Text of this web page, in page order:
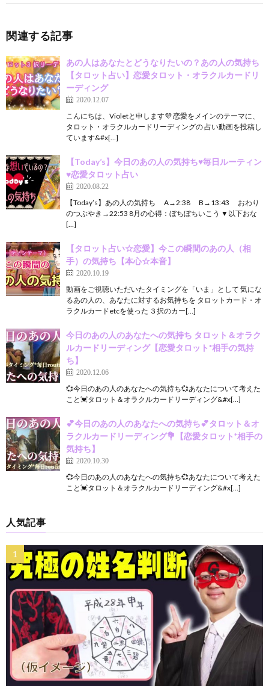
関連する記事
あの人はあなたとどうなりたいの？あの人の気持ち
【タロット占い】恋愛タロット・オラクルカードリ
ーディング
2020.12.07
こんにちは、Violetと申します💜 恋愛をメインのテーマに、
タロット・オラクルカードリーディングの 占い動画を投稿し
ています&#x[…]
【Today’s】今日のあの人の気持ち♥毎日ルーティン
♥恋愛タロット占い
2020.08.22
【Today’s】あの人の気持ち A→2:38 B→13:43 おわり
のつぶやき→22:53 8月の心得：ぼちぼちいこう ▼以下おな
[…]
【タロット占い☆恋愛】今この瞬間のあの人（相
手）の気持ち【本心☆本音】
2020.10.19
動画をご視聴いただいたタイミングを「いま」として 気にな
るあの人の、あなたに対するお気持ちを タロットカード・オ
ラクルカードetcを使った ３択のカー[…]
今日のあの人のあなたへの気持ち タロット＆オラク
ルカードリーディング【恋愛タロット*相手の気持
ち】
2020.12.06
💞今日のあの人のあなたへの気持ち💞あなたについて考えた
こと💓タロット＆オラクルカードリーディング&#x[…]
💕今日のあの人のあなたへの気持ち💕タロット＆オ
ラクルカードリーディング💐【恋愛タロット*相手の
気持ち】
2020.10.30
💞今日のあの人のあなたへの気持ち💞あなたについて考えた
こと💓タロット＆オラクルカードリーディング&#x[…]
人気記事